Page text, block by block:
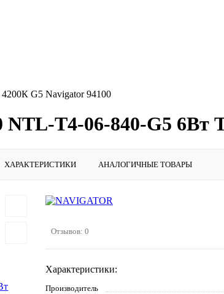
G5 Navigator 94100
T4-06-840-G5 6Вт
ХАРАКТЕРИСТИКИ АНАЛОГИЧНЫЕ ТОВАРЫ
Отзывов: 0
Характеристики:
Производитель